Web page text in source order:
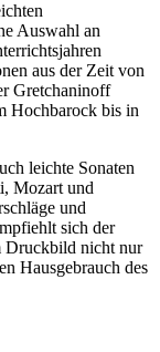
Auswahl an
aus der Zeit von
Gretchaninoff
Hochbarock bis in
leichte Sonaten
Mozart und
und
sich der
Druckbild nicht nur
Hausgebrauch des